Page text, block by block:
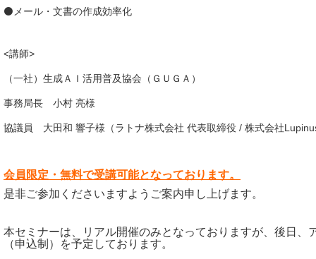
⚫メール・文書の作成効率化
<講師>
（一社）生成ＡＩ活用普及協会（ＧＵＧＡ）
事務局長 小村 亮様
協議員 大田和 響子様（ラトナ株式会社 代表取締役 / 株式会社
会員限定・無料で受講可能となっております。
是非ご参加くださいますようご案内申し上げます。
本セミナーは、リアル開催のみとなっておりますが、後日、
（申込制）を予定しております。